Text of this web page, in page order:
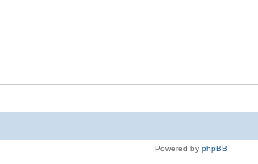
Powered by phpBB